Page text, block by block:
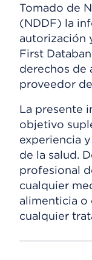
Tomado de
(NDDF) la
autorización
First
derechos de
proveedor
La presente
objetivo
experiencia
de la salud.
profesional
cualquier
alimenticia o
cualquier